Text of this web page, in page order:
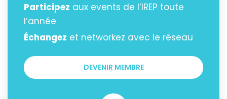
Participez aux events de l’IREP toute
l’année
Échangez et networkez avec le réseau
DEVENIR MEMBRE